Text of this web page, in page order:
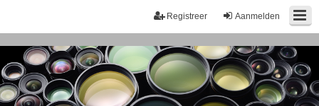
Aanmelden
Registreer